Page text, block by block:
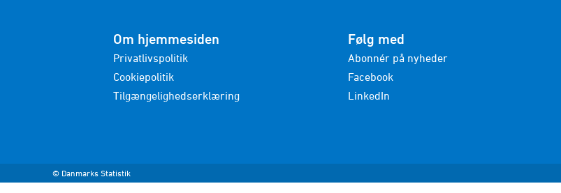
Om hjemmesiden
Privatlivspolitik
Cookiepolitik
Tilgængelighedserklæring
Følg med
Abonnér på nyheder
Facebook
LinkedIn
© Danmarks Statistik